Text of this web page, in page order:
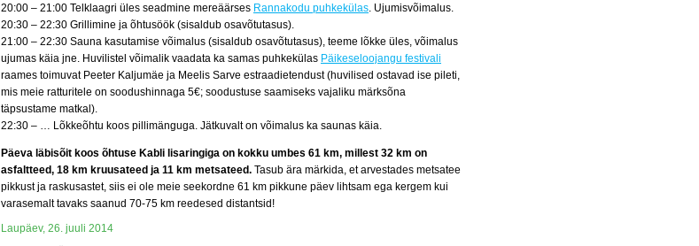
20:00 – 21:00 Telklaagri üles seadmine mereäärses Rannakodu puhkekülas . Ujumisvõimalus.
20:30 – 22:30 Grillimine ja õhtusöök (sisaldub osavõtutasus).
21:00 – 22:30 Sauna kasutamise võimalus (sisaldub osavõtutasus), teeme lõkke üles, võimalus
ujumas käia jne. Huvilistel võimalik vaadata ka samas puhkekülas Päikeseloojangu festivali
raames toimuvat Peeter Kaljumäe ja Meelis Sarve estraadietendust (huvilised ostavad ise pileti,
mis meie ratturitele on soodushinnaga 5€; soodustuse saamiseks vajaliku märksõna
täpsustame matkal).
22:30 – … Lõkkeõhtu koos pillimänguga. Jätkuvalt on võimalus ka saunas käia.
Päeva läbisõit koos õhtuse Kabli lisaringiga on kokku umbes 61 km, millest 32 km on
asfaltteed, 18 km kruusateed ja 11 km metsateed. Tasub ära märkida, et arvestades metsatee
pikkust ja raskusastet, siis ei ole meie seekordne 61 km pikkune päev lihtsam ega kergem kui
varasemalt tavaks saanud 70-75 km reedesed distantsid!
Laupäev, 26. juuli 2014